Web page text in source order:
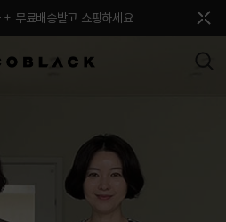
무료배송받고 쇼핑하세요